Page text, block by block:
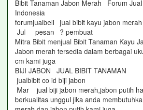
Bibit Tanaman Jabon Merah Forum
Indonesia
forumjualbeli jual bibit kayu jabon
Jul pesan ? pembuat
Mitra Bibit menjual Bibit Tanaman Kayu
Jabon merah tersedia dalam berbagai
cm kami juga
BIJI JABON JUAL BIBIT TANAMAN
jualbibit co id biji jabon
Mar jual biji jabon merah,jabon putih
berkualitas unggul jika anda